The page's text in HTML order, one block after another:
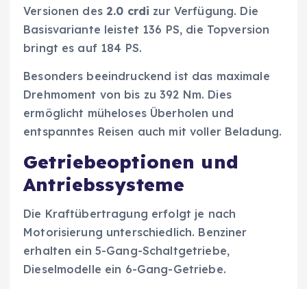
Versionen des 2.0 crdi zur Verfügung. Die
Basisvariante leistet 136 PS, die Topversion
bringt es auf 184 PS.
Besonders beeindruckend ist das maximale
Drehmoment von bis zu 392 Nm. Dies
ermöglicht müheloses Überholen und
entspanntes Reisen auch mit voller Beladung.
Getriebeoptionen und
Antriebssysteme
Die Kraftübertragung erfolgt je nach
Motorisierung unterschiedlich. Benziner
erhalten ein 5-Gang-Schaltgetriebe,
Dieselmodelle ein 6-Gang-Getriebe.